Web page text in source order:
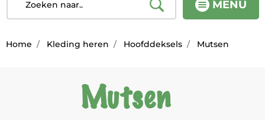
MENU
Home Kleding heren Hoofddeksels Mutsen
Mutsen